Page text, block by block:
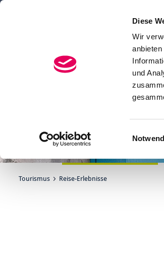
Diese
Wir
und
Tourismus Reise-Erlebnisse